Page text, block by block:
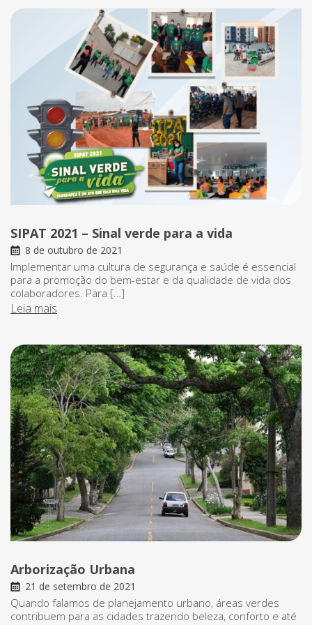
SIPAT 2021 – Sinal verde para a vida
8 de outubro de 2021
Implementar uma cultura de segurança e saúde é essencial
para a promoção do bem-estar e da qualidade de vida dos
colaboradores. Para […]
Leia mais
Arborização Urbana
21 de setembro de 2021
Quando falamos de planejamento urbano, áreas verdes
contribuem para as cidades trazendo beleza, conforto e até